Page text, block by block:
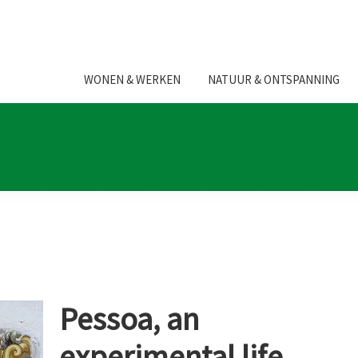
WONEN & WERKEN NATUUR & ONTSPANNING
Pessoa, an